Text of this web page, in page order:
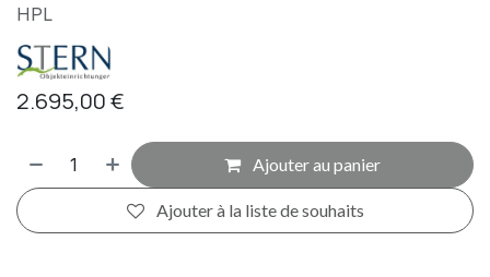
HPL
2.695,00€
Ajouter au panier
Ajouter à la liste de souhaits